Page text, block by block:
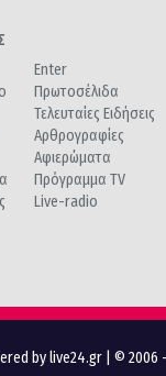
Enter
Πρωτοσέλιδα
Τελευταίες Ειδήσεις
Αρθρογραφίες
Αφιερώματα
Πρόγραμμα TV
Live-radio
by live24.gr | © 2006